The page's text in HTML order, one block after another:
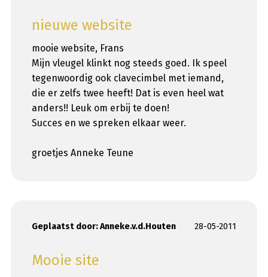
nieuwe website
mooie website, Frans
Mijn vleugel klinkt nog steeds goed. Ik speel
tegenwoordig ook clavecimbel met iemand,
die er zelfs twee heeft! Dat is even heel wat
anders!! Leuk om erbij te doen!
Succes en we spreken elkaar weer.
groetjes Anneke Teune
28-05-2011
Geplaatst door:Anneke.v.d.Houten
Mooie site